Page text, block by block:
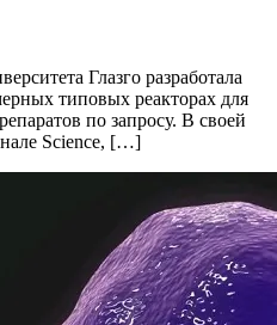
Глазго разработала
типовых реакторах для
по запросу. В своей
Science, […]